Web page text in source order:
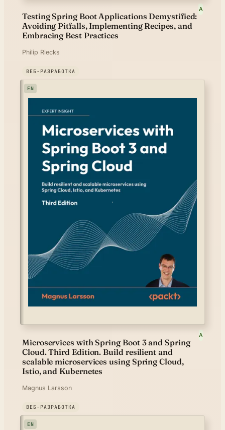
Testing Spring Boot Applications Demystified:
Avoiding Pitfalls, Implementing Recipes, and
Embracing Best Practices
A
Philip Riecks
ВЕБ-РАЗРАБОТКА
EN
Microservices with Spring Boot 3 and Spring
Cloud. Third Edition. Build resilient and
scalable microservices using Spring Cloud,
Istio, and Kubernetes
A
Magnus Larsson
ВЕБ-РАЗРАБОТКА
EN